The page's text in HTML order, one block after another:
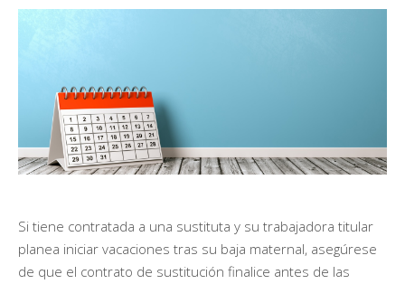
Si tiene contratada a una sustituta y su trabajadora titular
planea iniciar vacaciones tras su baja maternal, asegúrese
de que el contrato de sustitución finalice antes de las